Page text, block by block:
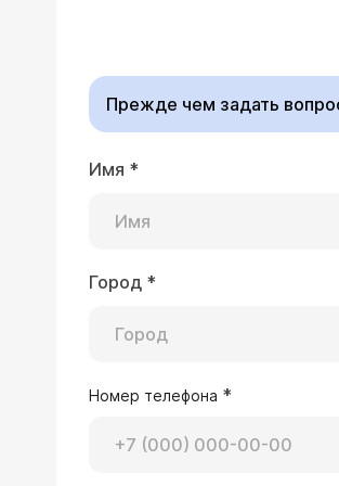
К
Полтора года назад
пожалуйста, каким
Прежде чем задать
Имя *
Город *
Номер телефона *